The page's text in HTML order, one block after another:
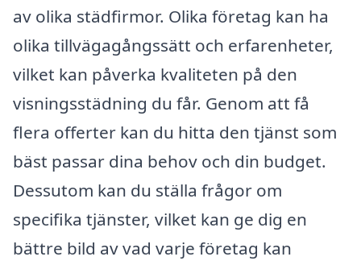
av olika städfirmor. Olika företag kan ha
olika tillvägagångssätt och erfarenheter,
vilket kan påverka kvaliteten på den
visningsstädning du får. Genom att få
flera offerter kan du hitta den tjänst som
bäst passar dina behov och din budget.
Dessutom kan du ställa frågor om
specifika tjänster, vilket kan ge dig en
bättre bild av vad varje företag kan